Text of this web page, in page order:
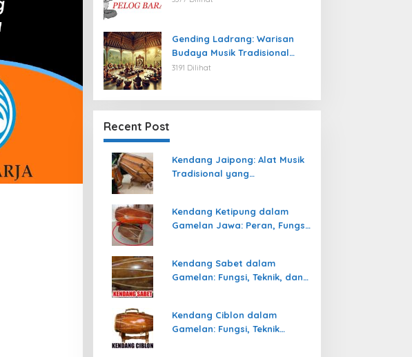
Gending Ladrang: Warisan
Budaya Musik Tradisional
Jawa yang Abadi
3191 Dilihat
Recent Post
Kendang Jaipong: Alat Musik
Tradisional yang
Kendang Ketipung dalam
Gamelan Jawa: Peran, Fungsi,
Kendang Sabet dalam
Gamelan: Fungsi, Teknik, dan
Kendang Ciblon dalam
Gamelan: Fungsi, Teknik